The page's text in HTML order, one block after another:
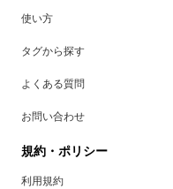
使い方
タグから探す
よくある質問
お問い合わせ
規約・ポリシー
利用規約